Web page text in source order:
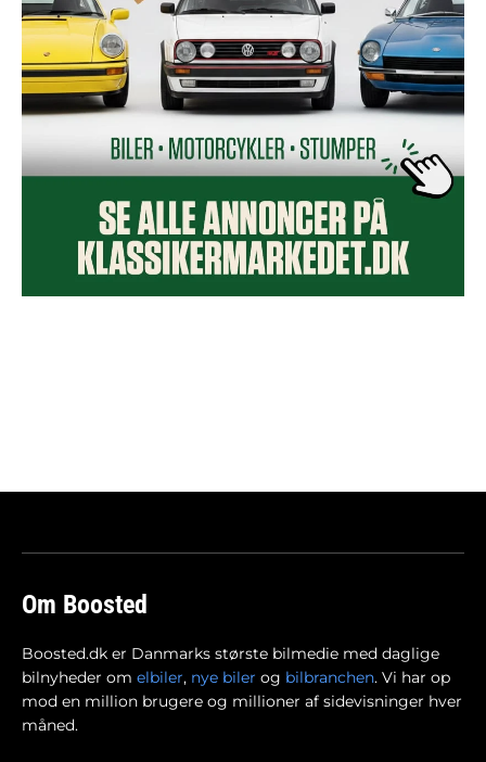
Om Boosted
Boosted.dk er Danmarks største bilmedie med daglige
bilnyheder om elbiler, nye biler og bilbranchen. Vi har op
mod en million brugere og millioner af sidevisninger hver
måned.